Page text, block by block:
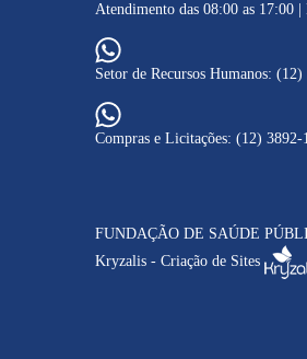
Atendimento das 08:00 as 17:00 |
Setor de Recursos Humanos:
Compras e Licitações: (12) 3892-
FUNDAÇÃO DE SAÚDE
Kryzalis - Criação de Sites